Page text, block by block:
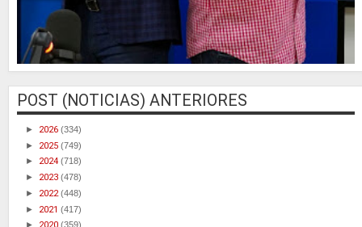
POST (NOTICIAS) ANTERIORES
► 2026 (334)
► 2025 (749)
► 2024 (718)
► 2023 (478)
► 2022(448)
► 2021 (417)
►
(359)